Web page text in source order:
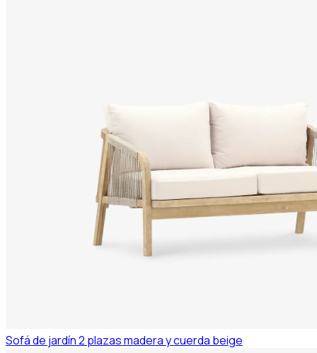
Sofá de jardín 2 plazas madera y cuerda beige